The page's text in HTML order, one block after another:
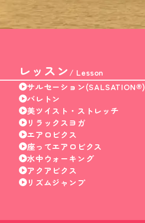
レッスン / Lesson
サルセーション(SALSATION®)
バレトン
美ツイスト・ストレッチ
リラックスヨガ
エアロビクス
座ってエアロビクス
水中ウォーキング
アクアビクス
リズムジャンプ